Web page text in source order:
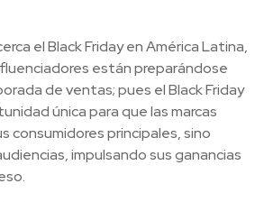
el Black Friday en América Latina,
están preparándose
de ventas; pues el Black Friday
única para que las marcas
consumidores principales, sino
impulsando sus ganancias